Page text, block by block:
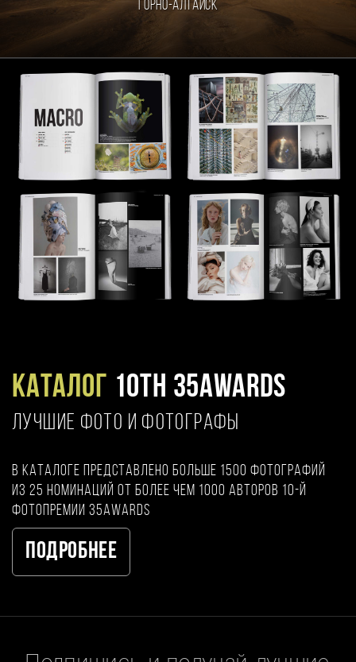
Горно-Алтайск
Каталог 10TH 35AWARDS
ЛУЧШИЕ ФОТО И ФОТОГРАФЫ
В каталоге представлено больше 1500 фотографий
из 25 номинаций от более чем 1000 авторов 10-й
фотопремии 35AWARDS
Подробнее